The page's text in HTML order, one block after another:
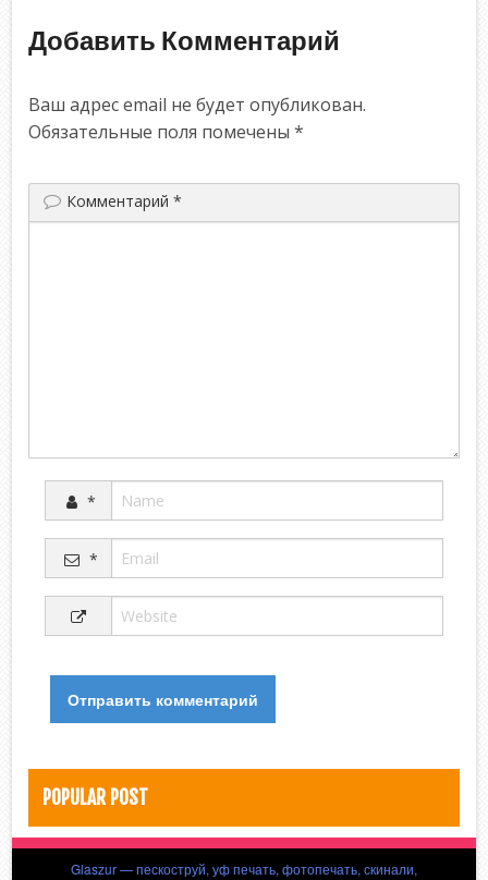
Добавить Комментарий
Ваш адрес email не будет опубликован.
Обязательные поля помечены*
Комментарий*
*
*
POPULAR POST
Glaszur — пескоструй, уф печать, фотопечать, скинали,